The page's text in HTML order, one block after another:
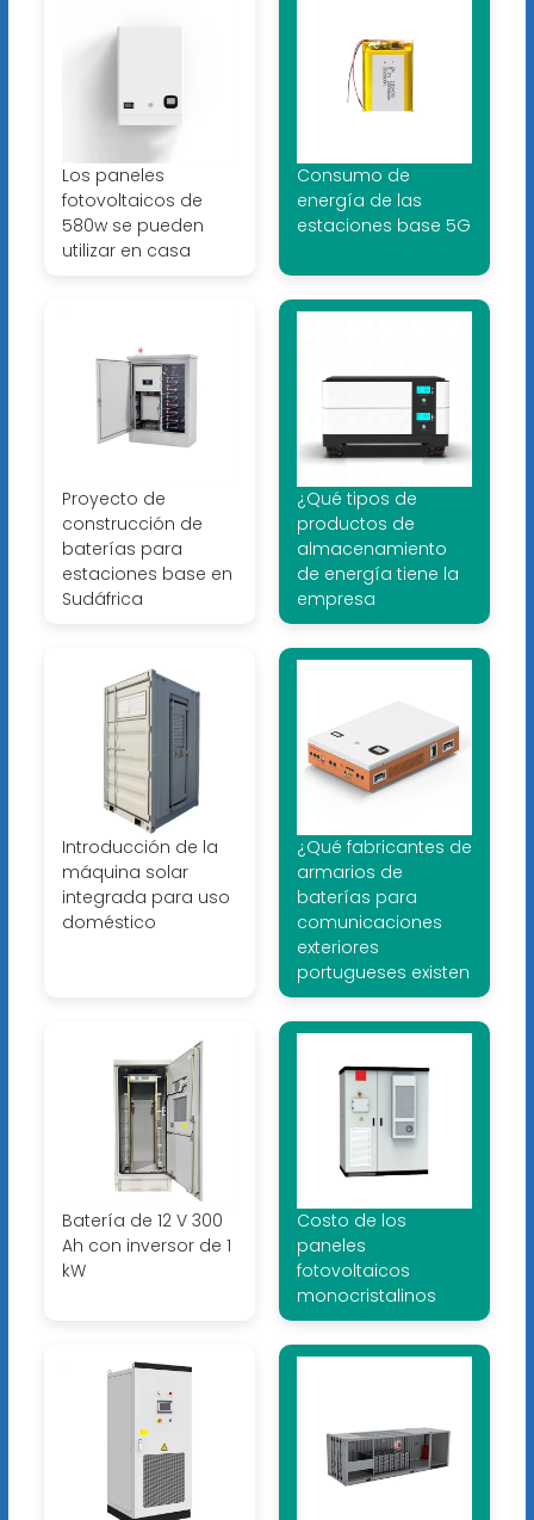
Los paneles
fotovoltaicos de
580w se pueden
utilizar en casa
Consumo de
energía de las
estaciones base 5G
Proyecto de
construcción de
baterías para
estaciones base en
Sudáfrica
¿Qué tipos de
productos de
almacenamiento
de energía tiene la
empresa
Introducción de la
máquina solar
integrada para uso
doméstico
¿Qué fabricantes de
armarios de
baterías para
comunicaciones
exteriores
portugueses existen
Batería de 12 V 300
Ah con inversor de 1
kW
Costo de los
paneles
fotovoltaicos
monocristalinos